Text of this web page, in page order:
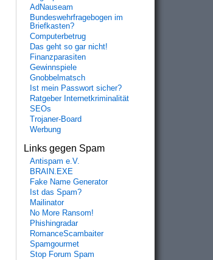
AdNauseam
Bundeswehrfragebogen im
Briefkasten?
Computerbetrug
Das geht so gar nicht!
Finanzparasiten
Gewinnspiele
Gnobbelmatsch
Ist mein Passwort sicher?
Ratgeber Internetkriminalität
SEOs
Trojaner-Board
Werbung
Links gegen Spam
Antispam e.V.
BRAIN.EXE
Fake Name Generator
Ist das Spam?
Mailinator
No More Ransom!
Phishingradar
RomanceScambaiter
Spamgourmet
Stop Forum Spam